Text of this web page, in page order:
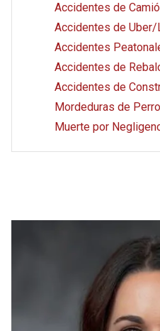
Accidentes de
Accidentes de
Accidentes
Accidentes de
Accidentes de
Mordeduras de Perro
Muerte por